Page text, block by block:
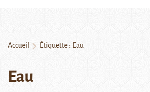
Accueil Étiquette : Eau
Eau